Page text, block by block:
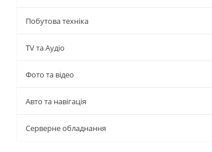
Побутова техніка
TV та Аудіо
Фото та відео
Авто та навігація
Серверне обладнання